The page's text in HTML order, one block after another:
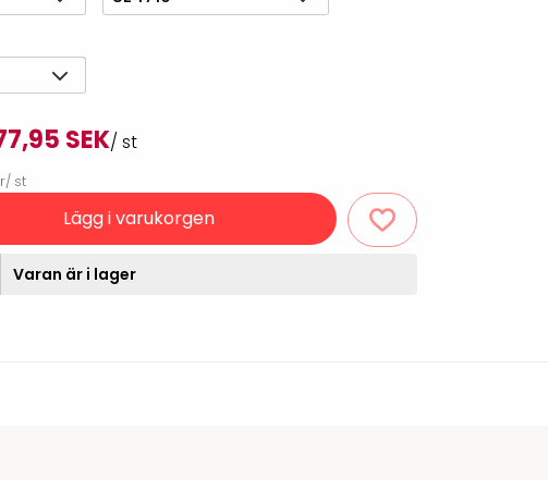
Outlet-handdatorer
Outlet-skrivare
SEK/ st
/ st
Lägg i varukorgen
Varan är i lager